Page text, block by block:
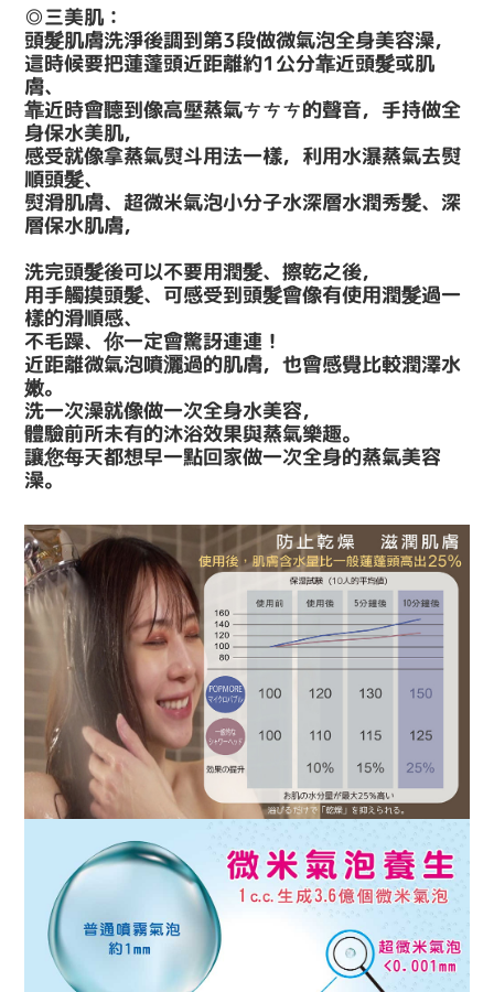
◎三美肌：
頭髮肌膚洗淨後調到第3段做微氣泡全身美容澡，
這時候要把蓮蓬頭近距離約1公分靠近頭髮或肌
膚、
靠近時會聽到像高壓蒸氣ㄘㄘㄘ的聲音，手持做全
身保水美肌，
感受就像拿蒸氣熨斗用法一樣，利用水瀑蒸氣去熨
順頭髮、
熨滑肌膚、超微米氣泡小分子水深層水潤秀髮、 深
層保水肌膚，
洗完頭髮後可以不要用潤髮、擦乾之後，
用手觸摸頭髮、可感受到頭髮會像有使用潤髮過一
樣的滑順感、
不毛躁、 你一定會驚訝連連 ！
近距離微氣泡噴灑過的肌膚，也會感覺比較潤澤水
嫩。
洗一次澡就像做一次全身水美容，
體驗前所未有的沐浴效果與蒸氣樂趣。
讓您每天都想早一點回家做一次全身的蒸氣美容
澡。